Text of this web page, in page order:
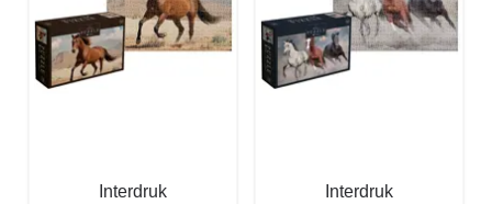
Interdruk
Interdruk